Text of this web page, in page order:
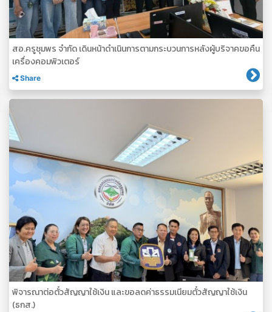
สอ.ครูชุมพร จำกัด เดินหน้าดำเนินการตามกระบวนการหลังผู้บริจาคขอคืน
เครื่องคอมพิวเตอร์
Share
พิจารณาต่อตั๋วสัญญาใช้เงิน และขอลดค่าธรรมเนียมตั๋วสัญญาใช้เงิน
(ธกส.)